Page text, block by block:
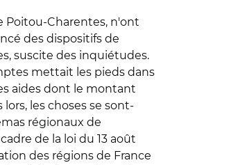
Poitou-Charentes, n'ont
des dispositifs de
suscite des inquiétudes.
mettait les pieds dans
aides dont le montant
les choses se sont-
régionaux de
de la loi du 13 août
des régions de France